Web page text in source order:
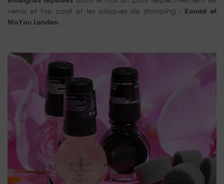
vernis et top coat et les plaques de stamping : Konad et
MoYou London.